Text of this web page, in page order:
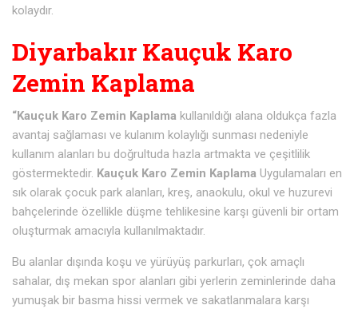
kolaydır.
Diyarbakır Kauçuk Karo
Zemin Kaplama
“Kauçuk Karo Zemin Kaplama kullanıldığı alana oldukça fazla
avantaj sağlaması ve kulanım kolaylığı sunması nedeniyle
kullanım alanları bu doğrultuda hazla artmakta ve çeşitlilik
göstermektedir. Kauçuk Karo Zemin Kaplama Uygulamaları en
sık olarak çocuk park alanları, kreş, anaokulu, okul ve huzurevi
bahçelerinde özellikle düşme tehlikesine karşı güvenli bir ortam
oluşturmak amacıyla kullanılmaktadır.
Bu alanlar dışında koşu ve yürüyüş parkurları, çok amaçlı
sahalar, dış mekan spor alanları gibi yerlerin zeminlerinde daha
yumuşak bir basma hissi vermek ve sakatlanmalara karşı